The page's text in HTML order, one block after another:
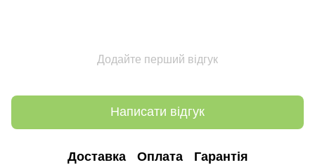
Додайте перший відгук
Написати відгук
Доставка Оплата Гарантія